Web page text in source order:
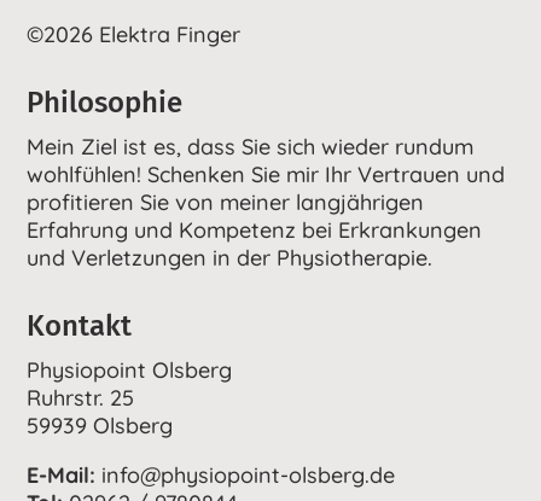
©2026 Elektra Finger
Philosophie
Mein Ziel ist es, dass Sie sich wieder rundum
wohlfühlen! Schenken Sie mir Ihr Vertrauen und
profitieren Sie von meiner langjährigen
Erfahrung und Kompetenz bei Erkrankungen
und Verletzungen in der Physiotherapie.
Kontakt
Physiopoint Olsberg
Ruhrstr. 25
59939 Olsberg
E-Mail: info@physiopoint-olsberg.de